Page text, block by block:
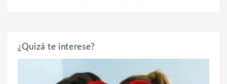
¿Quizá te interese?